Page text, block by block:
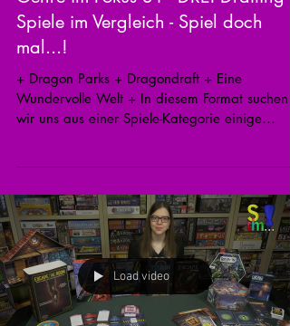
Spiele im Vergleich - Spiel doch
mal...!
+ Dragon Parks + Dragondraft + Eine
Wundervolle Welt + In diesem Format suchen
wir uns aus einer Spiele-Kategorie einige
Load video